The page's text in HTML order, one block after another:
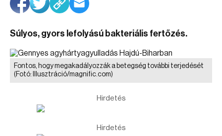
Súlyos, gyors lefolyású bakteriális fertőzés.
Fontos, hogy megakadályozzák a betegség további terjedését
(Fotó: Illusztráció/magnific.com)
Hirdetés
Hirdetés